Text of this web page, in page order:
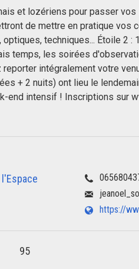
et lozériens pour passer vos
de mettre en pratique vos
techniques... Étoile 2 :
temps, les soirées
intégralement votre
+ 2 nuits) ont lieu le
end intensif ! Inscriptions sur
https://
95